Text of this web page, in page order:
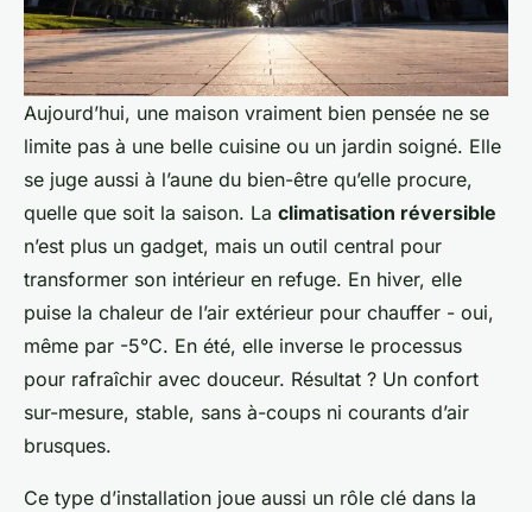
Aujourd’hui, une maison vraiment bien pensée ne se
limite pas à une belle cuisine ou un jardin soigné. Elle
se juge aussi à l’aune du bien-être qu’elle procure,
quelle que soit la saison. La climatisation réversible
n’est plus un gadget, mais un outil central pour
transformer son intérieur en refuge. En hiver, elle
puise la chaleur de l’air extérieur pour chauffer - oui,
même par -5°C. En été, elle inverse le processus
pour rafraîchir avec douceur. Résultat ? Un confort
sur-mesure, stable, sans à-coups ni courants d’air
brusques.
Ce type d’installation joue aussi un rôle clé dans la